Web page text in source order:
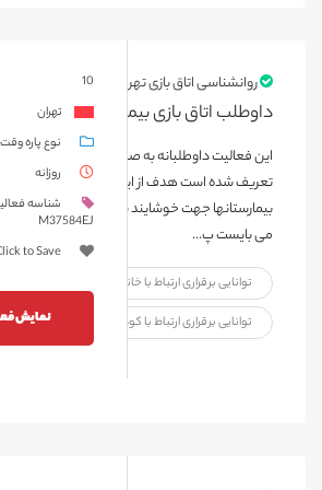
روانشناسی اتاق بازی تهران
داوطلب اتاق بازی بیمارستان رسول اکرم {تیر
تعریف شده است هدف از این فعالیت، بازی، سرگرمی
بیمارستانها جهت خوشایند سازی فضای درمان می
می بایست پ...
توانایی برقراری ارتباط با خانواده بیمار
توانایی برقراری ارتباط با کودک
10
تهران
نوع پاره وقت
روزانه
شناسه
M37584EJ
to Save
نمایش